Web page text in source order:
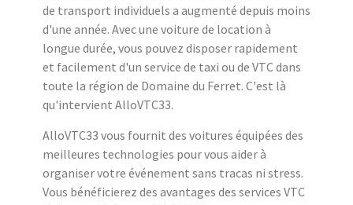
de transport individuels a augmenté depuis moins
d'une année. Avec une voiture de location à
longue durée, vous pouvez disposer rapidement
et facilement d'un service de taxi ou de VTC dans
toute la région de Domaine du Ferret. C'est là
qu'intervient AlloVTC33.
AlloVTC33 vous fournit des voitures équipées des
meilleures technologies pour vous aider à
organiser votre événement sans tracas ni stress.
Vous bénéficierez des avantages des services VTC